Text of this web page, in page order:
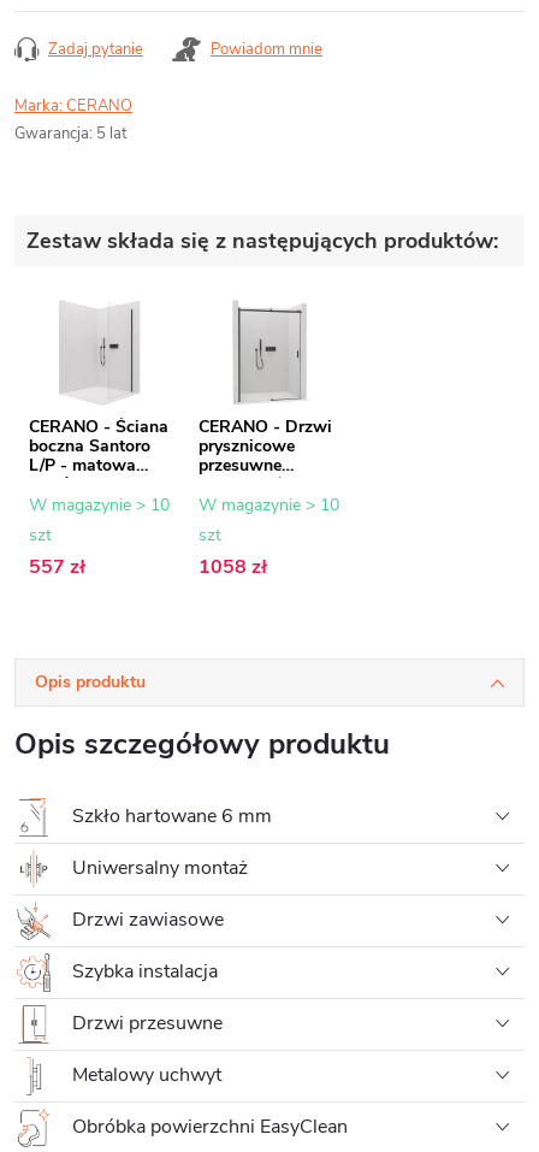
Zadaj pytanie Powiadom mnie
Marka:CERANO
Gwarancja: 5 lat
Zestaw składa się z następujących produktów:
CERANO - Ściana
boczna Santoro
L/P - matowa
czerń, szkło
transparentne -
W magazynie > 10
szt
557 zł
CERANO - Drzwi
prysznicowe
przesuwne
Santoro L/P - 6
mm - matowa
transparentne -
130x195 cm
W magazynie > 10
szt
1058 zł
Opis produktu
Opis szczegółowy produktu
Szkło hartowane 6 mm
Uniwersalny montaż
Drzwi zawiasowe
Szybka instalacja
Drzwi przesuwne
Metalowy uchwyt
Obróbka powierzchni EasyClean